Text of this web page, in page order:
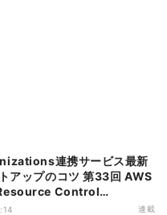
連携サービス最新
アップのコツ 第33回 AWS
Control
）対応のメリットと注意点
連載